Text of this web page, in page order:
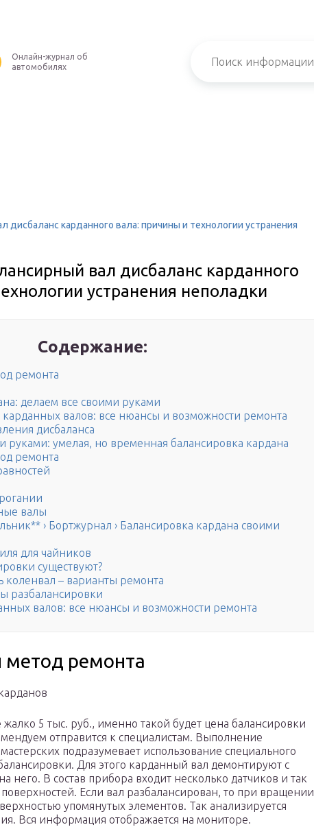
Онлайн-журнал об
автомобилях
дисбаланс карданного вала: причины и технологии устранения
вал дисбаланс карданного
устранения неполадки
Содержание:
ремонта
делаем все своими руками
карданных валов: все нюансы и возможности ремонта
дисбаланса
руками: умелая, но временная балансировка кардана
ремонта
валы
› Бортжурнал › Балансировка кардана своими
для чайников
существуют?
коленвал – варианты ремонта
разбалансировки
валов: все нюансы и возможности ремонта
метод ремонта
жалко 5 тыс. руб., именно такой будет цена балансировки
отправится к специалистам. Выполнение
подразумевает использование специального
Для этого карданный вал демонтируют с
него. В состав прибора входит несколько датчиков и так
Если вал разбалансирован, то при вращении
упомянутых элементов. Так анализируется
Вся информация отображается на мониторе.